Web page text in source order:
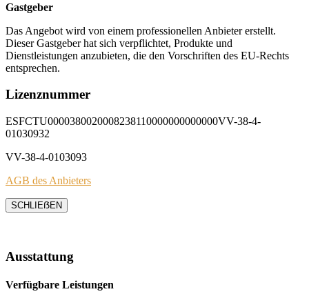
Gastgeber
Das Angebot wird von einem professionellen Anbieter erstellt.
Dieser Gastgeber hat sich verpflichtet, Produkte und
Dienstleistungen anzubieten, die den Vorschriften des EU-Rechts
entsprechen.
Lizenznummer
ESFCTU0000380020008238110000000000000VV-38-4-
01030932
VV-38-4-0103093
AGB des Anbieters
SCHLIEẞEN
Ausstattung
Verfügbare Leistungen